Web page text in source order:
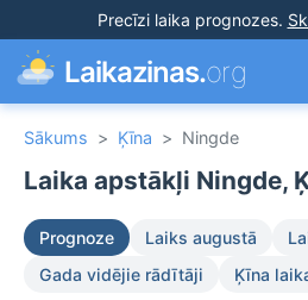
Precīzi laika prognozes.
Laikazinas.org
Sākums > Ķīna > Ningde
Laika apstākļi
Prognoze Laiks augustā
Gada vidējie rādītāji
Ķīna